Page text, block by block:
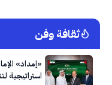
ثقافة وفن
«إمداد»
استراتيجية